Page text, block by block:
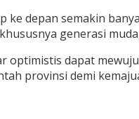
depan semakin
generasi
dapat
provinsi demi